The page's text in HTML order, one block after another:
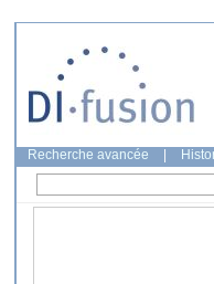
Recherche avancée